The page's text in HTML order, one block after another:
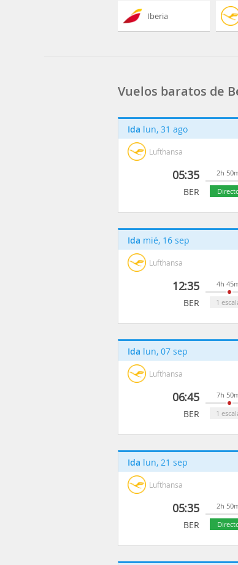
Iberia
Vuelos baratos de
Ida lun, 31 ago
Lufthansa
05:35
BER
2h
Ida mié, 16 sep
Lufthansa
12:35
BER
4h
1
Ida lun, 07 sep
Lufthansa
06:45
BER
7h
1
Ida lun, 21 sep
Lufthansa
05:35
BER
2h